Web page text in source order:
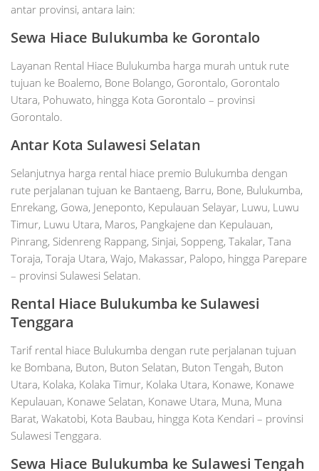
antar provinsi, antara lain:
Sewa Hiace Bulukumba ke Gorontalo
Layanan Rental Hiace Bulukumba harga murah untuk rute
tujuan ke Boalemo, Bone Bolango, Gorontalo, Gorontalo
Utara, Pohuwato, hingga Kota Gorontalo – provinsi
Gorontalo.
Antar Kota Sulawesi Selatan
Selanjutnya harga rental hiace premio Bulukumba dengan
rute perjalanan tujuan ke Bantaeng, Barru, Bone, Bulukumba,
Enrekang, Gowa, Jeneponto, Kepulauan Selayar, Luwu, Luwu
Timur, Luwu Utara, Maros, Pangkajene dan Kepulauan,
Pinrang, Sidenreng Rappang, Sinjai, Soppeng, Takalar, Tana
Toraja, Toraja Utara, Wajo, Makassar, Palopo, hingga Parepare
– provinsi Sulawesi Selatan.
Rental Hiace Bulukumba ke Sulawesi
Tenggara
Tarif rental hiace Bulukumba dengan rute perjalanan tujuan
ke Bombana, Buton, Buton Selatan, Buton Tengah, Buton
Utara, Kolaka, Kolaka Timur, Kolaka Utara, Konawe, Konawe
Kepulauan, Konawe Selatan, Konawe Utara, Muna, Muna
Barat, Wakatobi, Kota Baubau, hingga Kota Kendari – provinsi
Sulawesi Tenggara.
Sewa Hiace Bulukumba ke Sulawesi Tengah